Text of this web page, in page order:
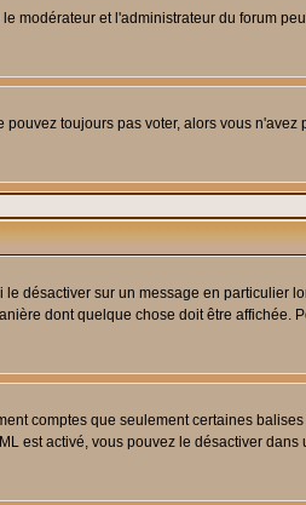
modérateur et l'administrateur du forum
toujours pas voter, alors vous
désactiver sur un message en particulier
dont quelque chose doit être affichée.
comptes que seulement certaines
est activé, vous pouvez le désactiver